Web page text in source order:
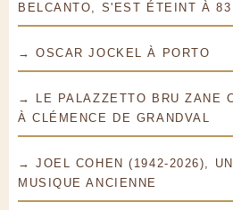
BELCANTO, S'EST ÉTEINT À 83
→ OSCAR JOCKEL À PORTO
→ LE PALAZZETTO BRU ZANE
À CLÉMENCE DE GRANDVAL
→ JOEL COHEN (1942-2026),
MUSIQUE ANCIENNE